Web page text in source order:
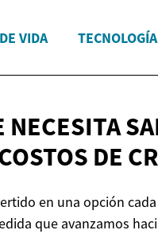
VIDA
NECESITA
DE
en una opción
que avanzamos